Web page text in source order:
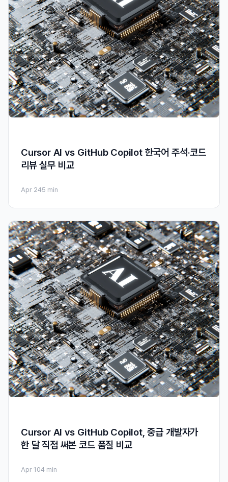
Cursor AI vs GitHub Copilot 한국어 주석·코드
리뷰 실무 비교
Apr 245 min
Cursor AI vs GitHub Copilot, 중급 개발자가
한 달 직접 써본 코드 품질 비교
Apr 104 min